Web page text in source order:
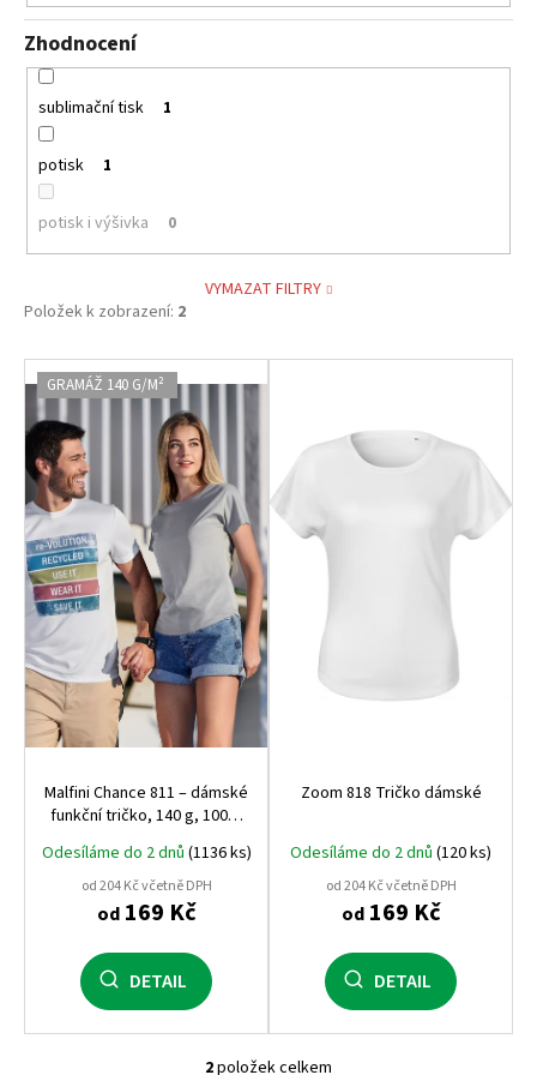
Zhodnocení
sublimační tisk 1
potisk 1
potisk i výšivka 0
VYMAZAT FILTRY
Položek k zobrazení: 2
V
p
i
s
p
r
o
d
u
k
t
ů
GRAMÁŽ 140 G/M²
Malfini Chance 811 – dámské
funkční tričko, 140 g, 100%
polyester, sportovní volný
střih, kimonové rukávy
Odesíláme do 2 dnů (1136 ks)
od 204 Kč včetně DPH
od169 Kč
DETAIL
Zoom 818 Tričko dámské
Odesíláme do 2 dnů (120 ks)
od 204 Kč včetně DPH
od169 Kč
DETAIL
2položek celkem